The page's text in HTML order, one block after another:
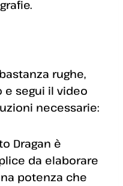
rughe,
segui il video
necessarie:
Dragan è
da elaborare
potenza che